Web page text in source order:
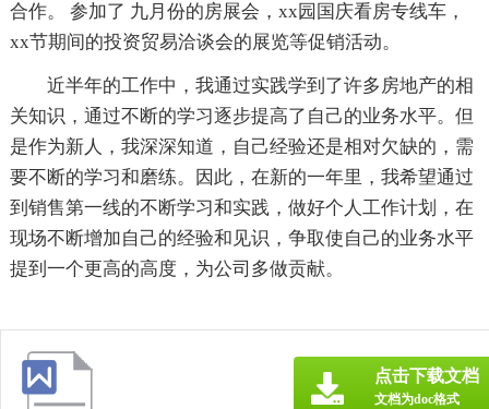
合作。 参加了 九月份的房展会，xx园国庆看房专线车，
xx节期间的投资贸易洽谈会的展览等促销活动。
近半年的工作中，我通过实践学到了许多房地产的相
关知识，通过不断的学习逐步提高了自己的业务水平。但
是作为新人，我深深知道，自己经验还是相对欠缺的，需
要不断的学习和磨练。因此，在新的一年里，我希望通过
到销售第一线的不断学习和实践，做好个人工作计划，在
现场不断增加自己的经验和见识，争取使自己的业务水平
提到一个更高的高度，为公司多做贡献。
点击下载文档
文档为doc格式